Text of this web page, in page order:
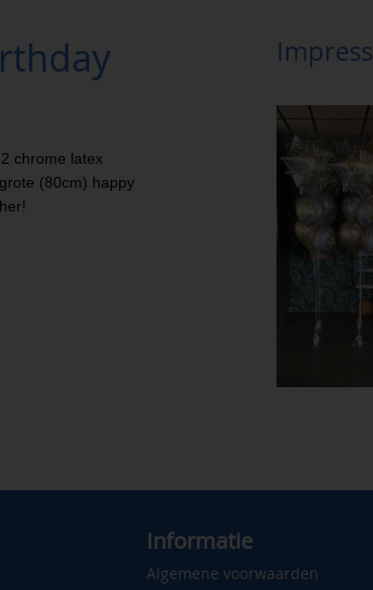
chrome latex
(80cm) happy
Informatie
Algemene voorwaarden